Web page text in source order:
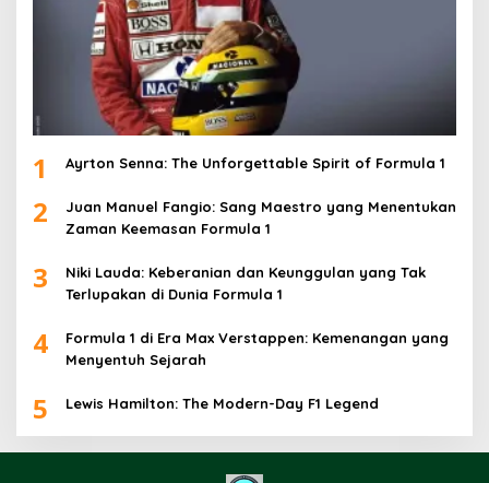
1 Ayrton Senna: The Unforgettable Spirit of Formula 1
2
Juan Manuel Fangio: Sang Maestro yang Menentukan
Zaman Keemasan Formula 1
3
Niki Lauda: Keberanian dan Keunggulan yang Tak
Terlupakan di Dunia Formula 1
4
Formula 1 di Era Max Verstappen: Kemenangan yang
Menyentuh Sejarah
5 Lewis Hamilton: The Modern-Day F1 Legend